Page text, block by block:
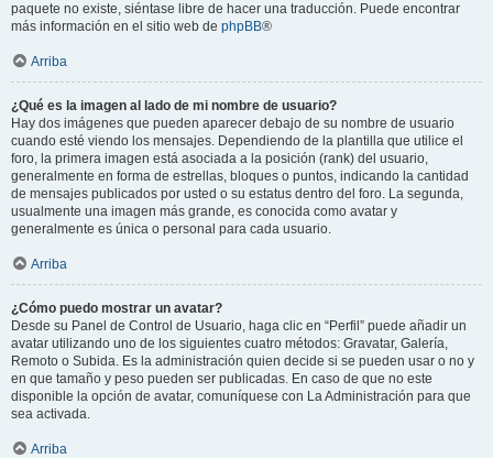
paquete no existe, siéntase libre de hacer una traducción. Puede encontrar
más información en el sitio web de phpBB®
Arriba
¿Qué es la imagen al lado de mi nombre de usuario?
Hay dos imágenes que pueden aparecer debajo de su nombre de usuario
cuando esté viendo los mensajes. Dependiendo de la plantilla que utilice el
foro, la primera imagen está asociada a la posición (rank) del usuario,
generalmente en forma de estrellas, bloques o puntos, indicando la cantidad
de mensajes publicados por usted o su estatus dentro del foro. La segunda,
usualmente una imagen más grande, es conocida como avatar y
generalmente es única o personal para cada usuario.
Arriba
¿Cómo puedo mostrar un avatar?
Desde su Panel de Control de Usuario, haga clic en “Perfil” puede añadir un
avatar utilizando uno de los siguientes cuatro métodos: Gravatar, Galería,
Remoto o Subida. Es la administración quien decide si se pueden usar o no y
en que tamaño y peso pueden ser publicadas. En caso de que no este
disponible la opción de avatar, comuníquese con La Administración para que
sea activada.
Arriba